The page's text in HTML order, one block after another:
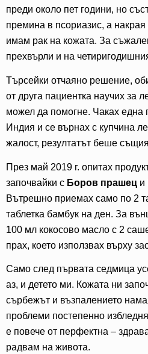
преди около пет години, но
премина в псориазис, а
имам рак на кожата. За
прехвърли и на
Търсейки отчаяно решение,
от друга пациентка научих за
можел да помогне. Чаках една
Индия и се върнах с купчина
жалост, резултатът беше
През май 2019 г. опитах
започвайки с Боров прашец и
Вътрешно приемах само по 2
таблетка бамбук на ден. За
100 мл кокосово масло с 2
прах, което използвах върху
Само след първата седмица
аз, и детето ми. Кожата ни
сърбежът и възпалението
проблеми постепенно
е повече от перфектна –
радвам на живота.